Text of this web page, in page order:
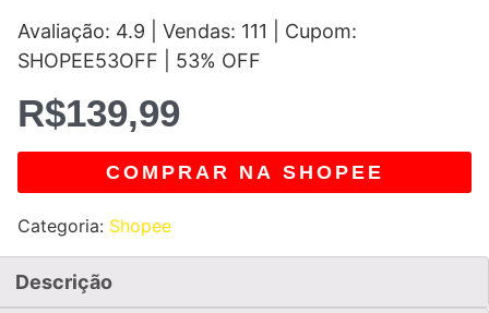
Avaliação: 4.9 | Vendas: 111 | Cupom:
SHOPEE53OFF | 53% OFF
R$139,99
COMPRAR NA SHOPEE
Categoria: Shopee
Descrição